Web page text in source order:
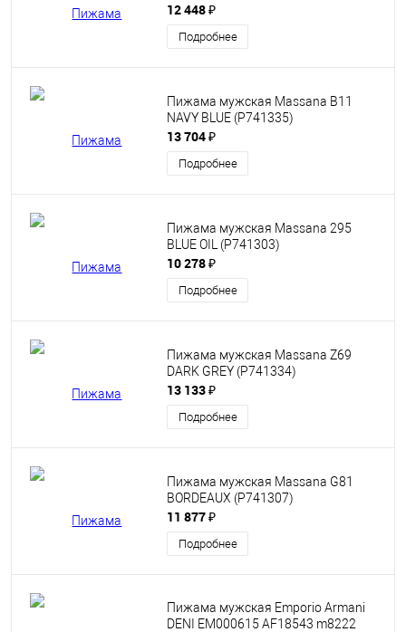
12 448 ₽
Подробнее
Пижама мужская Massana B11
NAVY BLUE (P741335)
13 704 ₽
Подробнее
Пижама мужская Massana 295
BLUE OIL (P741303)
10 278 ₽
Подробнее
Пижама мужская Massana Z69
DARK GREY (P741334)
13 133 ₽
Подробнее
Пижама мужская Massana G81
BORDEAUX (P741307)
11 877 ₽
Подробнее
Пижама мужская Emporio Armani
DENI EM000615 AF18543 m8222